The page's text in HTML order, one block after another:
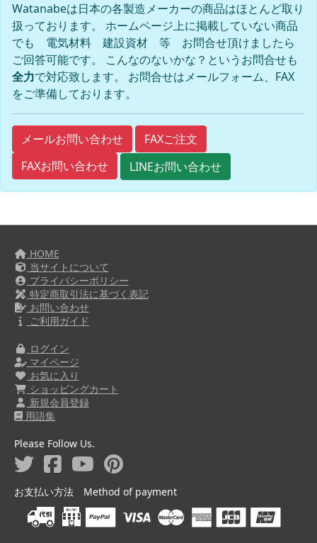
Watanabeは日本の各製造メーカーの商品はほとんど取り
扱っております。 ホームページ上に掲載していない商品
でも 電気材料 建設資材 等 お問合せ頂けましたら
ご回答可能です。 こんなのないかな？というお問合せも
全力で対応致します。 お問合せはメールフォーム、FAX
をご準備しております。
メールお問い合わせ
FAXご注文
FAXお問い合わせ
LINEお問い合わせ
HOME
当サイトについて
プライバシーポリシー
特定商取引法に基づく表記
お問い合わせ
ご利用ガイド
ログイン
マイページ
お気に入り
ショッピングカート
新規会員登録
用語集
Please Follow Us.
お支払い方法 Method of payment